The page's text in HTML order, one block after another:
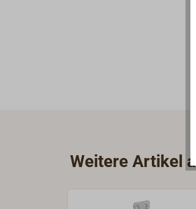
Weitere Artikel